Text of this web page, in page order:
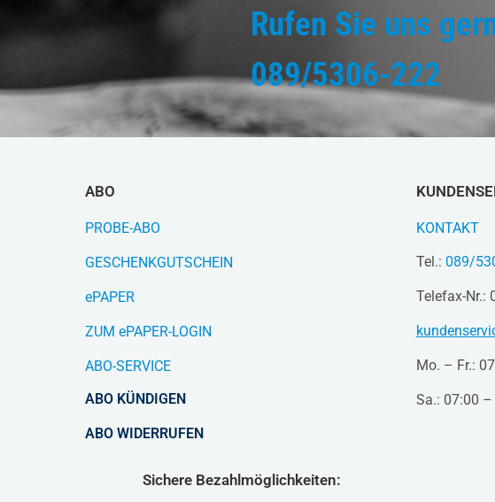
Rufen Sie uns
089/5306-222
ABO
PROBE-ABO
GESCHENKGUTSCHEIN
ePAPER
ZUM ePAPER-LOGIN
ABO-SERVICE
ABO KÜNDIGEN
ABO WIDERRUFEN
KONTAKT
Tel.: 089/
Telefax-Nr.:
Mo. – Fr.:
Sa.: 07:00
Sichere Bezahlmöglichkeiten: